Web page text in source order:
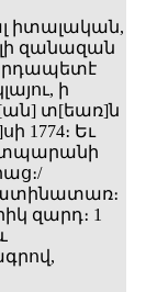
իտալական,
զանազան
ի
տ[եառ]ն
1774։ Եւ
տպարանի
զարդ։ 1